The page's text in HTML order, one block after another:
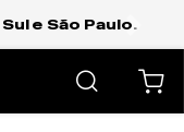
e São Paulo.